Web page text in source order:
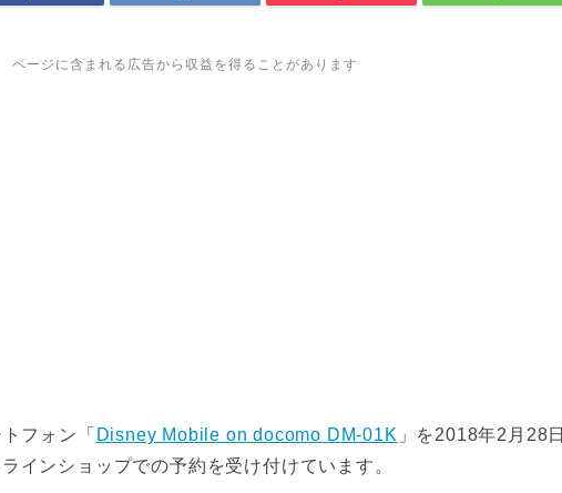
ページに含まれる広告から収益を得ることがあります
フォン「 Disney Mobile on docomo DM-01K 」を2018年2月28日
インショップでの予約を受け付けています。